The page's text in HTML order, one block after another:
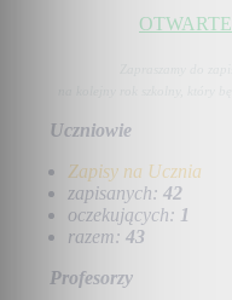
OTWARTE
Uczniowie
Zapisy na Ucznia
zapisanych: 42
oczekujących: 1
razem: 43
Profesorzy